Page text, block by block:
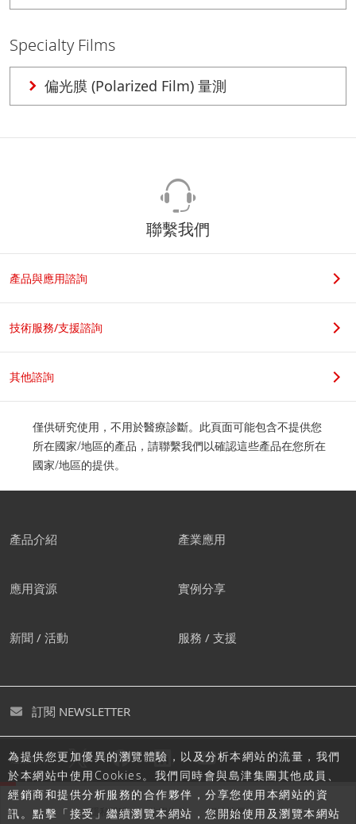
Specialty Films
偏光膜 (Polarized Film) 量測
為提供您更加優異的瀏覽體驗，以及分析本網站的流量，我們
於本網站中使用Cookies。我們同時會與島津集團其他成員、
經銷商和提供分析服務的合作夥伴，分享您使用本網站的資
訊。點擊「接受」繼續瀏覽本網站，您開始使用及瀏覽本網站
聯繫我們
產品與應用諮詢
技術服務/支援諮詢
其他諮詢
僅供研究使用，不用於醫療診斷。此頁面可能包含不提供您
所在國家/地區的產品，請聯繫我們以確認這些產品在您所在
國家/地區的提供。
產品介紹 產業應用
應用資源 實例分享
新聞 / 活動 服務 / 支援
訂閱 NEWSLETTER
追蹤島津
隱私聲明 使用條款 網站地圖